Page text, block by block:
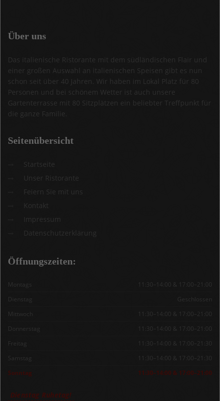
Über uns
Das italienische Ristorante mit dem südländischen Flair und
einer großen Auswahl an italienischen Speisen gibt es nun
schon seit über 40 Jahren. Wir haben im Lokal Platz für 80
Personen und bei schönem Wetter ist auch unsere
Gartenterrasse mit 80 Sitzplätzen ein beliebter Treffpunkt für
die ganze Familie.
Seitenübersicht
Startseite
Unser Ristorante
Feiern Sie mit uns
Kontakt
Impressum
Datenschutzerklärung
Öffnungszeiten:
Montags
11:30–14:00 & 17:00–21:00
Dienstag
Geschlossen
Mittwoch
11:30–14:00 & 17:00–21:00
Donnerstag
11:30–14:00 & 17:00–21:00
Freitag
11:30–14:00 & 17:00–21:30
Samstag
11:30–14:00 & 17:00–21:30
Sonntag
11:30–14:00 & 17:00–21:00
Dienstag Ruhetag!